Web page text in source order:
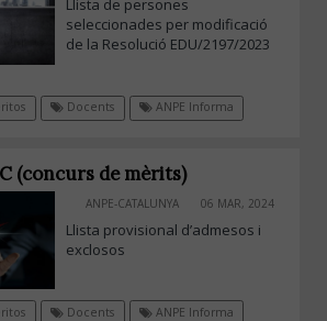
Llista de persones
seleccionades per modificació
de la Resolució EDU/2197/2023
Docents ANPE Informa
(concurs de mèrits)
ANPE-CATALUNYA 06 MAR, 2024
Llista provisional d’admesos i
exclosos
Docents ANPE Informa